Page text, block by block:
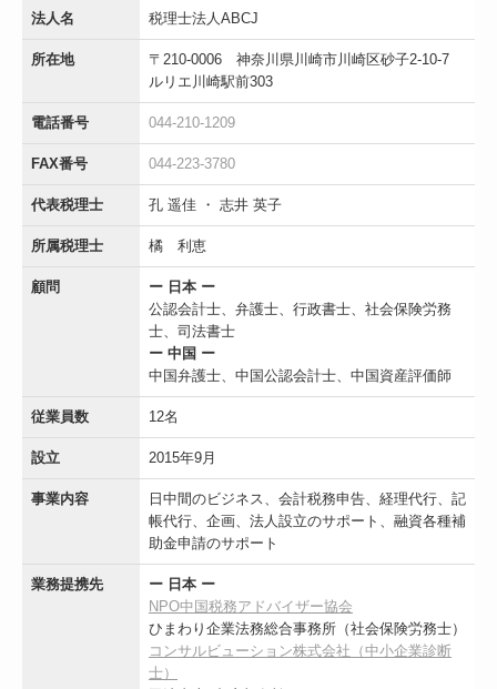
法人名 税理士法人ABCJ
所在地
〒210-0006 神奈川県川崎市川崎区砂子2-10-7
ルリエ川崎駅前303
電話番号 044-210-1209
FAX番号 044-223-3780
代表税理士 孔 遥佳 ・ 志井 英子
所属税理士 橘 利恵
顧問
ー 日本 ー
公認会計士、弁護士、行政書士、社会保険労務
士、司法書士
ー 中国 ー
中国弁護士、中国公認会計士、中国資産評価師
従業員数 12名
設立 2015年9月
事業内容
日中間のビジネス、会計税務申告、経理代行、記
帳代行、企画、法人設立のサポート、融資各種補
助金申請のサポート
業務提携先
ー 日本 ー
NPO中国税務アドバイザー協会
ひまわり企業法務総合事務所（社会保険労務士）
コンサルビューション株式会社（中小企業診断
士）